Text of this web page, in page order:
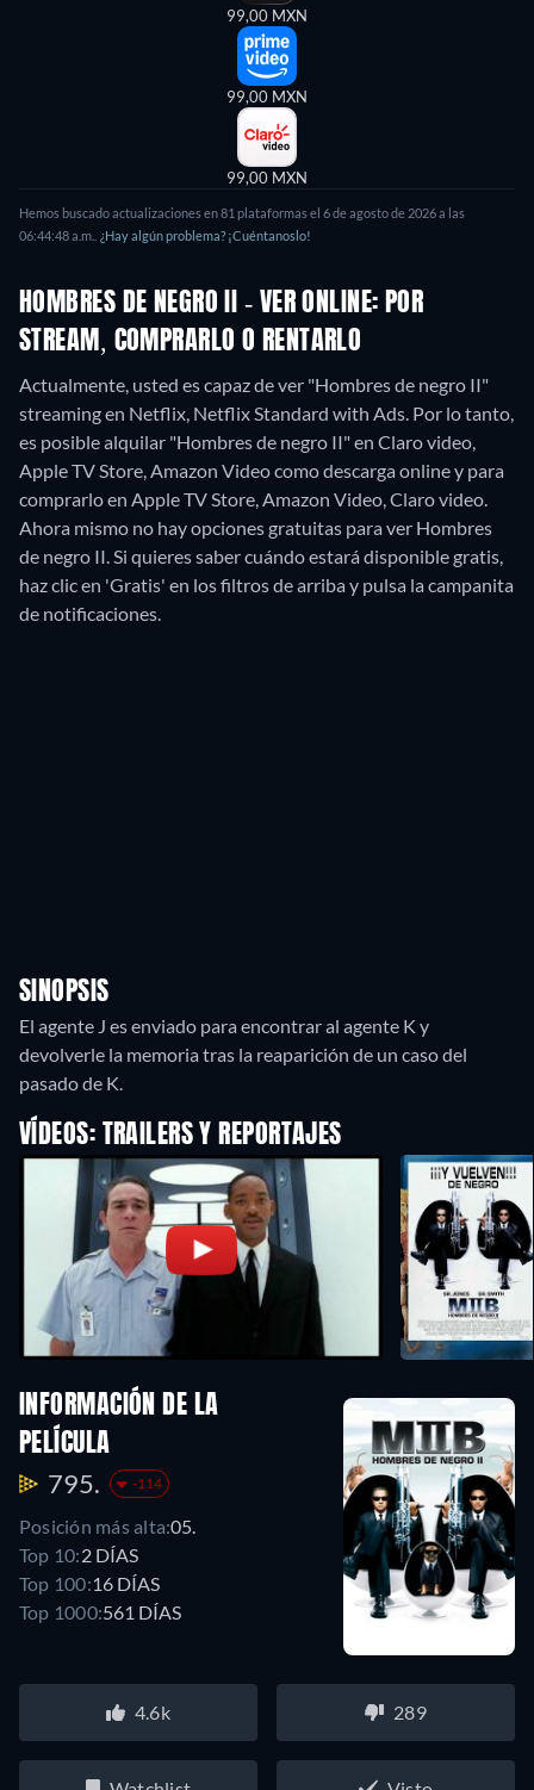
99,00 MXN
99,00 MXN
99,00 MXN
Hemos buscado actualizaciones en81 plataformas el 6 de agosto de 2026a las
06:44:48 a.m.
¿Hay algún problema? ¡Cuéntanoslo!
HOMBRES DE NEGRO II - VER ONLINE: POR
STREAM, COMPRARLO O RENTARLO
Actualmente, usted es capaz de ver "Hombres de negro II"
streaming en Netflix, Netflix Standard with Ads. Por lo tanto,
es posible alquilar "Hombres de negro II" en Claro video,
Apple TV Store, Amazon Video como descarga online y para
comprarlo en Apple TV Store, Amazon Video, Claro video.
Ahora mismo no hay opciones gratuitas para ver Hombres
de negro II. Si quieres saber cuándo estará disponible gratis,
haz clic en 'Gratis' en los filtros de arriba y pulsa la campanita
de notificaciones.
SINOPSIS
El agente J es enviado para encontrar al agente K y
devolverle la memoria tras la reaparición de un caso del
pasado de K.
VÍDEOS: TRAILERS Y REPORTAJES
INFORMACIÓN DE LA
PELÍCULA
795. -114
Posición más alta:05.
Top 10:2 DÍAS
Top 100:16 DÍAS
Top 1000:561 DÍAS
4.6k 289